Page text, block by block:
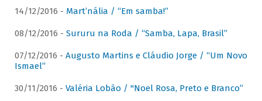
14/12/2016 - Mart’nália / “Em samba!”
08/12/2016 - Sururu na Roda / “Samba, Lapa, Brasil”
07/12/2016 - Augusto Martins e Cláudio Jorge / “Um Novo
Ismael”
30/11/2016 - Valéria Lobão / "Noel Rosa, Preto e Branco”